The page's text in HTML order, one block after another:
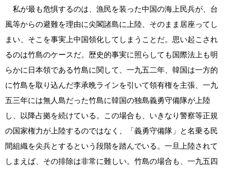
私が最も危惧するのは、漁民を装った中国の海上民兵が、台
風等からの避難を理由に尖閣諸島に上陸、そのまま居座ってし
まい、そこを事実上中国領化してしまうことだ。思い起こされ
るのは竹島のケースだ。歴史的事実に照らしても国際法上も明
らかに日本領である竹島に関して、一九五二年、韓国は一方的
に竹島を取り込んだ李承晩ラインを引いて領有権を主張、一九
五三年には無人島だった竹島に韓国の独島義勇守備隊が上陸
し、以降占拠を続けている。この場合も、いきなり警察等正規
の国家権力が上陸するのではなく、「義勇守備隊」と名乗る民
間組織を尖兵とするという段階を踏んでいる。一旦上陸されて
しまえば、その排除は非常に難しい。竹島の場合も、一九五四